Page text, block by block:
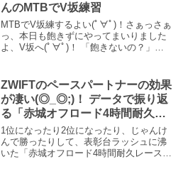
んのMTBでV坂練習
MTBでV坂練するよい(ﾟ∀ﾟ)！さぁっさぁ
っ、本日も飽きずにやってまいりました
よ、V坂へ(ﾟ∀ﾟ)！ 「飽きないの？」とよ
まりないのが不思議な世界。という訳
で、...
ZWIFTのペースパートナーの効果
が凄い(◎_◎;)！ データで振り返
る「赤城オフロード4時間耐久レ
ース」
1位になったり2位になったり、じゃんけ
んで勝ったりして、表彰台ラッシュに沸
いた「赤城オフロード4時間耐久レース